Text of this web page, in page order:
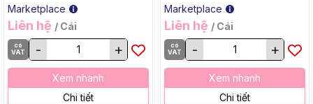
Marketplace
Liên hệ / Cái
có
VAT
- +
Xem nhanh
Chi tiết
Marketplace
Liên hệ / Cái
có
VAT
- +
Xem nhanh
Chi tiết